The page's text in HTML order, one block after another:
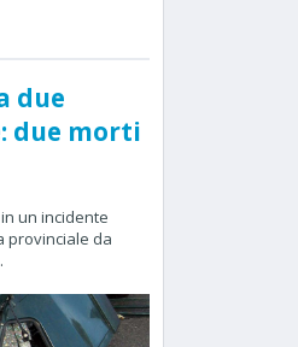
due
due morti
un incidente
provinciale da